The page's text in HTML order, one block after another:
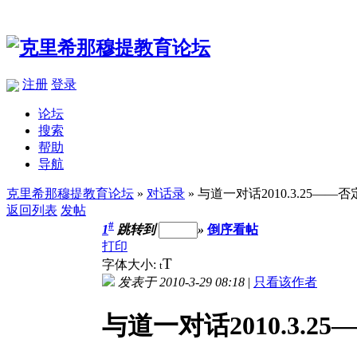
注册 登录
论坛
搜索
帮助
导航
克里希那穆提教育论坛 » 对话录 » 与道一对话2010.3.25——否
返回列表 发帖
1# 跳转到 » 倒序看帖
打印
字体大小: tT
发表于 2010-3-29 08:18 | 只看该作者
与道一对话